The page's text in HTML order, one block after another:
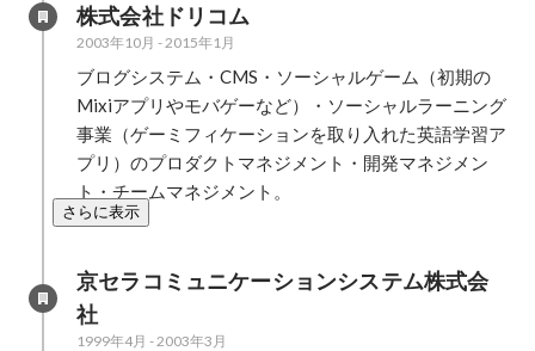
株式会社ドリコム
2003年10月 -2015年1月
ブログシステム・CMS・ソーシャルゲーム（初期の
Mixiアプリやモバゲーなど）・ソーシャルラーニング
事業（ゲーミフィケーションを取り入れた英語学習ア
プリ）のプロダクトマネジメント・開発マネジメン
ト・チームマネジメント。
さらに表示
京セラコミュニケーションシステム株式会
社
1999年4月 -2003年3月